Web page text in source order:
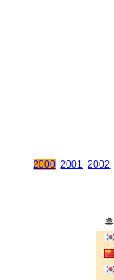
2000 2001 2002
흑